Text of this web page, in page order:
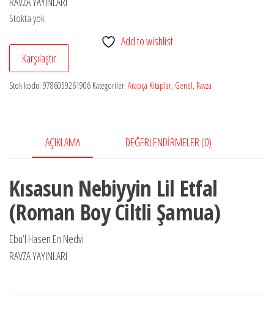
Stokta yok
Add to wishlist
Karşılaştır
Stok kodu: 9786059261906 Kategoriler: Arapça Kitaplar, Genel, Ravza
AÇIKLAMA DEĞERLENDIRMELER (0)
Kısasun Nebiyyin Lil Etfal
(Roman Boy Ciltli Şamua)
Ebu’l Hasen En Nedvi
RAVZA YAYINLARI